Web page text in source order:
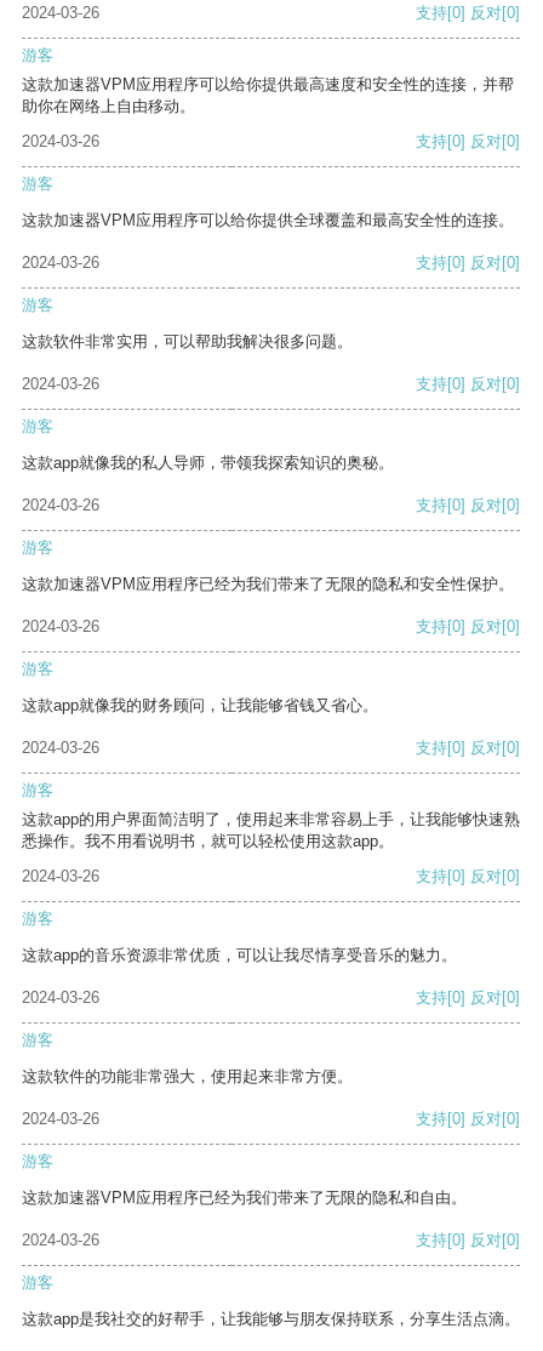
2024-03-26 支持[0] 反对[0]
游客
这款加速器VPM应用程序可以给你提供最高速度和安全性的连接，并帮
助你在网络上自由移动。
2024-03-26
支持[0] 反对[0]
游客
这款加速器VPM应用程序可以给你提供全球覆盖和最高安全性的连接。
2024-03-26 支持[0] 反对[0]
游客
这款软件非常实用，可以帮助我解决很多问题。
2024-03-26 支持[0] 反对[0]
游客
这款app就像我的私人导师，带领我探索知识的奥秘。
2024-03-26 支持[0] 反对[0]
游客
这款加速器VPM应用程序已经为我们带来了无限的隐私和安全性保护。
2024-03-26 支持[0] 反对[0]
游客
这款app就像我的财务顾问，让我能够省钱又省心。
2024-03-26 支持[0] 反对[0]
游客
这款app的用户界面简洁明了，使用起来非常容易上手，让我能够快速熟
悉操作。我不用看说明书，就可以轻松使用这款app。
2024-03-26
支持[0] 反对[0]
游客
这款app的音乐资源非常优质，可以让我尽情享受音乐的魅力。
2024-03-26 支持[0] 反对[0]
游客
这款软件的功能非常强大，使用起来非常方便。
2024-03-26 支持[0] 反对[0]
游客
这款加速器VPM应用程序已经为我们带来了无限的隐私和自由。
2024-03-26 支持[0] 反对[0]
游客
这款app是我社交的好帮手，让我能够与朋友保持联系，分享生活点滴。